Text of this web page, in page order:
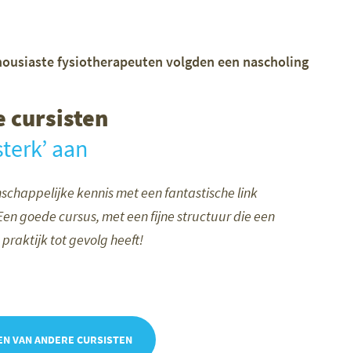
fysiotherapeuten volgden een nascholing
cursisten
aan
kennis met een fantastische link
goede cursus, met een fijne structuur die een
tot gevolg heeft!
VAN ANDERE CURSISTEN